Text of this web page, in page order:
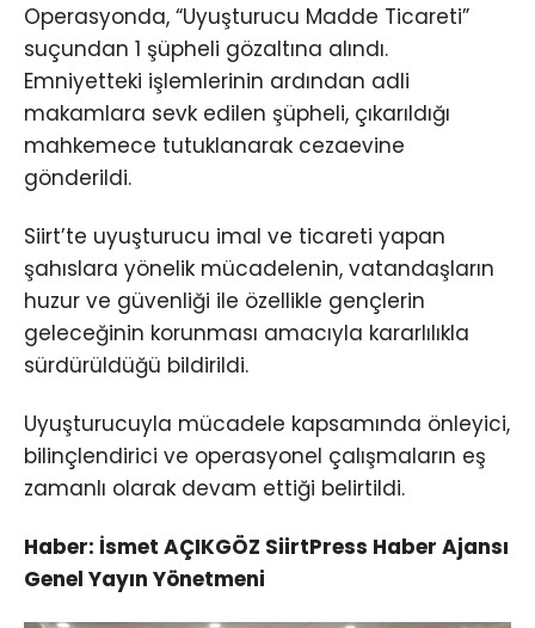
Operasyonda, “Uyuşturucu Madde Ticareti”
suçundan 1 şüpheli gözaltına alındı.
Emniyetteki işlemlerinin ardından adli
makamlara sevk edilen şüpheli, çıkarıldığı
mahkemece tutuklanarak cezaevine
gönderildi.
Siirt’te uyuşturucu imal ve ticareti yapan
şahıslara yönelik mücadelenin, vatandaşların
huzur ve güvenliği ile özellikle gençlerin
geleceğinin korunması amacıyla kararlılıkla
sürdürüldüğü bildirildi.
Uyuşturucuyla mücadele kapsamında önleyici,
bilinçlendirici ve operasyonel çalışmaların eş
zamanlı olarak devam ettiği belirtildi.
Haber: İsmet AÇIKGÖZ SiirtPress Haber Ajansı
Genel Yayın Yönetmeni